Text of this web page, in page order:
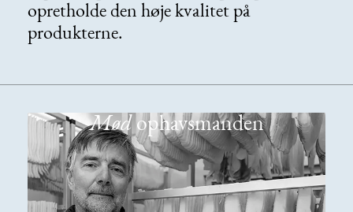
opretholde den høje kvalitet på
produkterne.
Mødophavsmanden